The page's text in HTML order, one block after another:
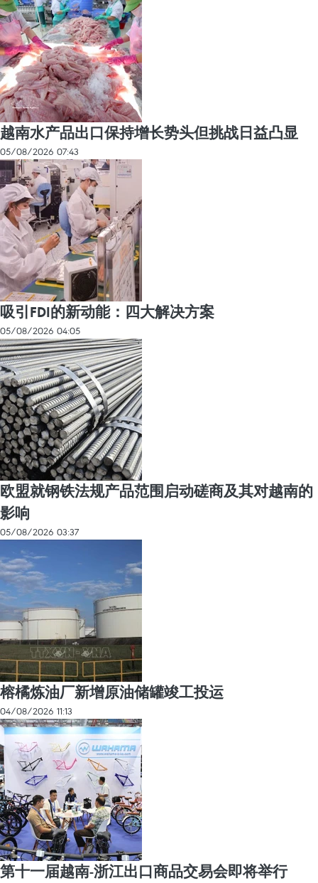
越南水产品出口保持增长势头但挑战日益凸显
05/08/2026 07:43
吸引FDI的新动能：四大解决方案
05/08/2026 04:05
欧盟就钢铁法规产品范围启动磋商及其对越南的
影响
05/08/2026 03:37
榕橘炼油厂新增原油储罐竣工投运
04/08/2026 11:13
第十一届越南-浙江出口商品交易会即将举行